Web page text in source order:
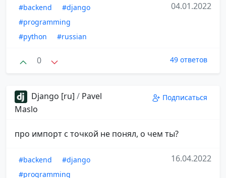
#backend
#django
#programming
#python
#russian
04.01.2022
0 49 ответов
Django [ru] / Pavel
Maslo
Подписаться
про импорт с точкой не понял, о чем ты?
#backend
#django
#programming
16.04.2022